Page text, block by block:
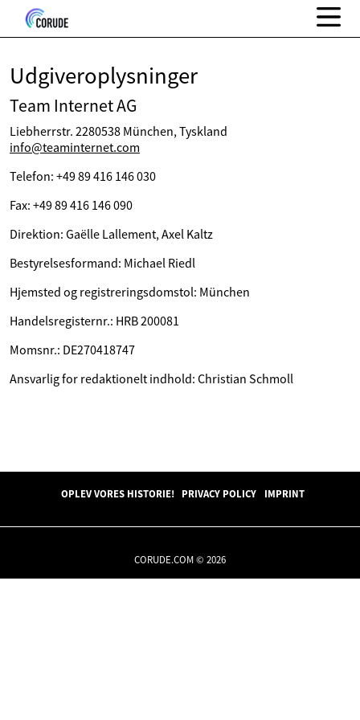
Udgiveroplysninger
Team Internet AG
Liebherrstr. 2280538 München, Tyskland
info@teaminternet.com
Telefon: +49 89 416 146 030
Fax: +49 89 416 146 090
Direktion: Gaëlle Lallement, Axel Kaltz
Bestyrelsesformand: Michael Riedl
Hjemsted og registreringsdomstol: München
Handelsregisternr.: HRB 200081
Momsnr.: DE270418747
Ansvarlig for redaktionelt indhold: Christian Schmoll
OPLEV VORES HISTORIE! PRIVACY POLICY IMPRINT
CORUDE.COM © 2026